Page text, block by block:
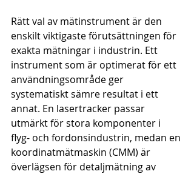
Rätt val av mätinstrument är den
enskilt viktigaste förutsättningen för
exakta mätningar i industrin. Ett
instrument som är optimerat för ett
användningsområde ger
systematiskt sämre resultat i ett
annat. En lasertracker passar
utmärkt för stora komponenter i
flyg- och fordonsindustrin, medan en
koordinatmätmaskin (CMM) är
överlägsen för detaljmätning av